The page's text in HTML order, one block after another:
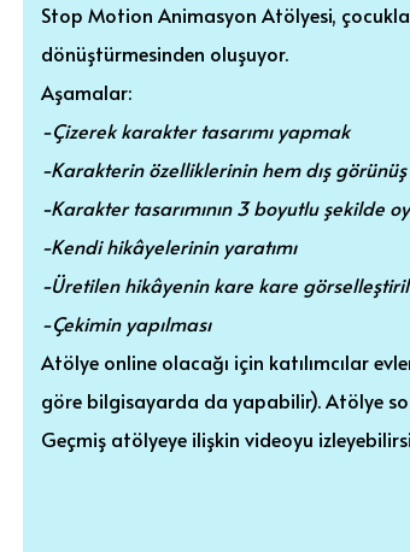
Stop Motion Animasyon Atölyesi,
dönüştürmesinden oluşuyor.
Aşamalar:
-Çizerek karakter tasarımı yapmak
-Karakterin özelliklerinin hem dış
-Karakter tasarımının 3 boyutlu şekilde
-Kendi hikâyelerinin yaratımı
-Üretilen hikâyenin kare kare
-Çekimin yapılması
Atölye online olacağı için katılımcılar
göre bilgisayarda da yapabilir). Atölye
Geçmiş atölyeye ilişkin videoyu